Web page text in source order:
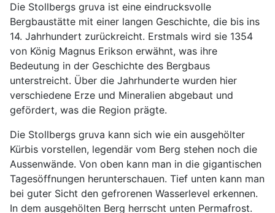
Die Stollbergs gruva ist eine eindrucksvolle
Bergbaustätte mit einer langen Geschichte, die bis ins
14. Jahrhundert zurückreicht. Erstmals wird sie 1354
von König Magnus Erikson erwähnt, was ihre
Bedeutung in der Geschichte des Bergbaus
unterstreicht. Über die Jahrhunderte wurden hier
verschiedene Erze und Mineralien abgebaut und
gefördert, was die Region prägte.
Die Stollbergs gruva kann sich wie ein ausgehölter
Kürbis vorstellen, legendär vom Berg stehen noch die
Aussenwände. Von oben kann man in die gigantischen
Tagesöffnungen herunterschauen. Tief unten kann man
bei guter Sicht den gefrorenen Wasserlevel erkennen.
In dem ausgehölten Berg herrscht unten Permafrost.